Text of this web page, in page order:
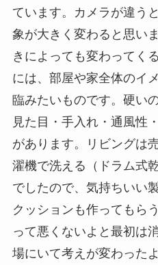
ています。カメラが違う
象が大きく変わると思い
きによっても変わってく
には、部屋や家全体のイ
臨みたいものです。硬い
見た目・手入れ・通風性
があります。リビングは
濯機で洗える（ドラム式
でしたので、気持ちいい
クッションも作ってもら
って悪くないよと最初は
場にいて考えが変わった